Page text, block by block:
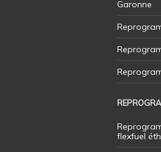
Garonne
flexfuel